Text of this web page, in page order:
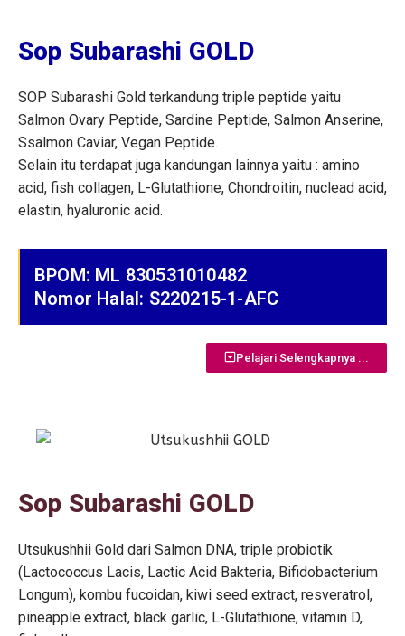
Sop Subarashi GOLD
SOP Subarashi Gold terkandung triple peptide yaitu
Salmon Ovary Peptide, Sardine Peptide, Salmon Anserine,
Ssalmon Caviar, Vegan Peptide.
Selain itu terdapat juga kandungan lainnya yaitu : amino
acid, fish collagen, L-Glutathione, Chondroitin, nuclead acid,
elastin, hyaluronic acid.
BPOM: ML 830531010482
Nomor Halal: S220215-1-AFC
Pelajari Selengkapnya ...
Sop Subarashi GOLD
Utsukushhii Gold dari Salmon DNA, triple probiotik
(Lactococcus Lacis, Lactic Acid Bakteria, Bifidobacterium
Longum), kombu fucoidan, kiwi seed extract, resveratrol,
pineapple extract, black garlic, L-Glutathione, vitamin D,